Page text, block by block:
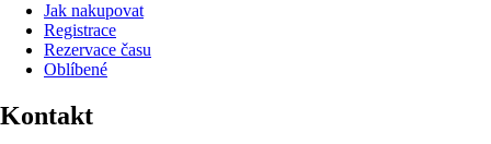
Jak nakupovat
Registrace
Rezervace času
Oblíbené
Kontakt